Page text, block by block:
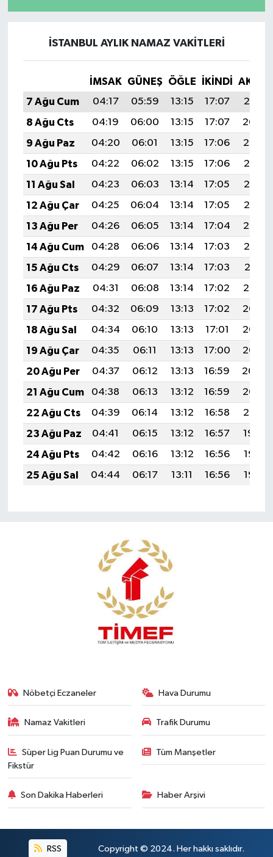
İSTANBUL AYLIK NAMAZ VAKITLERI
İMSAK GÜNEŞ ÖĞLE İKINDI
7 Ağu Cum
04:17 05:59 13:15 17:07
20:21
8 Ağu Cts
04:19 06:00 13:15 17:07
20:20
9 Ağu Paz
04:20 06:01 13:15 17:06
20:19
10 Ağu Pts
04:22 06:02 13:15 17:06
20:18
11 Ağu Sal
04:23 06:03 13:14 17:05
20:16
12 Ağu Çar
04:25 06:04 13:14 17:05
20:15
13 Ağu Per
04:26 06:05 13:14 17:04
20:14
14 Ağu Cum
04:28 06:06 13:14 17:03
20:12
15 Ağu Cts
04:29 06:07 13:14 17:03
20:11
16 Ağu Paz
04:31 06:08 13:14 17:02
20:10
17 Ağu Pts
04:32 06:09 13:13 17:02
20:08
18 Ağu Sal
04:34 06:10 13:13 17:01
20:07
19 Ağu Çar
04:35 06:11 13:13 17:00
20:05
20 Ağu Per
04:37 06:12 13:13 16:59
20:04
21 Ağu Cum
04:38 06:13 13:12 16:59
20:02
22 Ağu Cts
04:39 06:14 13:12 16:58
20:01
23 Ağu Paz
04:41 06:15 13:12 16:57
19:59
24 Ağu Pts
04:42 06:16 13:12 16:56
19:58
25 Ağu Sal
04:44 06:17 13:11 16:56 19:56
Nöbetçi Eczaneler Hava Durumu
Namaz Vakitleri Trafik Durumu
Süper Lig Puan Durumu ve
Fikstür
Tüm Manşetler
Son Dakika Haberleri Haber Arşivi
RSS Copyright © 2024. Her hakkı saklıdır.